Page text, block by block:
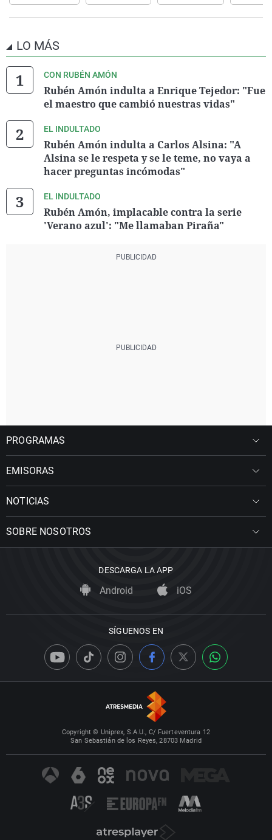
LO MÁS
CON RUBÉN AMÓN
Rubén Amón indulta a Enrique Tejedor: "Fue
el maestro que cambió nuestras vidas"
EL INDULTADO
Rubén Amón indulta a Carlos Alsina: "A
Alsina se le respeta y se le teme, no vaya a
hacer preguntas incómodas"
EL INDULTADO
Rubén Amón, implacable contra la serie
'Verano azul': "Me llamaban Piraña"
PROGRAMAS
EMISORAS
NOTICIAS
SOBRE NOSOTROS
DESCARGA LA APP
Android iOS
SÍGUENOS EN
Copyright © Uniprex, S.A.U., C/ Fuerteventura 12
San Sebastián de los Reyes, 28703 Madrid